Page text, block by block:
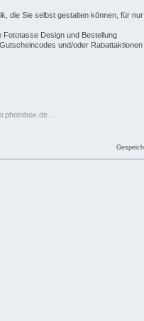
die Sie selbst gestalten können, für nur
Fototasse Design und Bestellung
und/oder Rabattaktionen
...